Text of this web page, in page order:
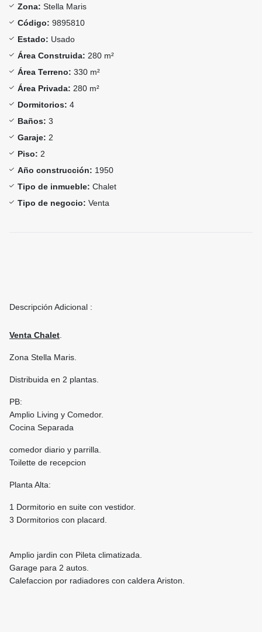
Zona: Stella Maris
Código: 9895810
Estado: Usado
Área Construida: 280 m²
Área Terreno: 330 m²
Área Privada: 280 m²
Dormitorios: 4
Baños: 3
Garaje: 2
Piso: 2
Año construcción: 1950
Tipo de inmueble: Chalet
Tipo de negocio: Venta
Descripción Adicional :
Venta Chalet
Zona Stella Maris.
Distribuida en 2 plantas.
PB:
Amplio Living y Comedor.
Cocina Separada
comedor diario y parrilla.
Toilette de recepcion
Planta Alta:
1 Dormitorio en suite con vestidor.
3 Dormitorios con placard.
Amplio jardin con Pileta climatizada.
Garage para 2 autos.
Calefaccion por radiadores con caldera Ariston.